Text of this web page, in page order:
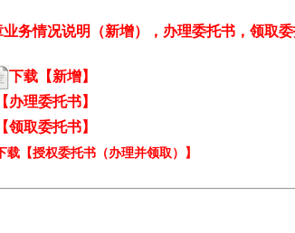
务情况说明（新增），办理委托书，领取
下载 【新增】
【办理委托书】
【领取委托书】
【授权委托书（办理并领取）】